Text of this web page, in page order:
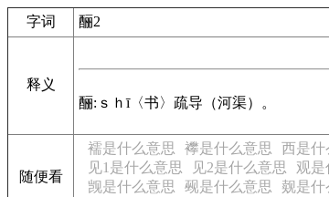
字词 酾2
释义
酾:ｓｈī〈书〉疏导（河渠）。
随便看
襦是什么意思 襻是什么意思 西是什
见1是什么意思
见2是什么意思 观是
觊是什么意思
觋是什么意思 觌是什